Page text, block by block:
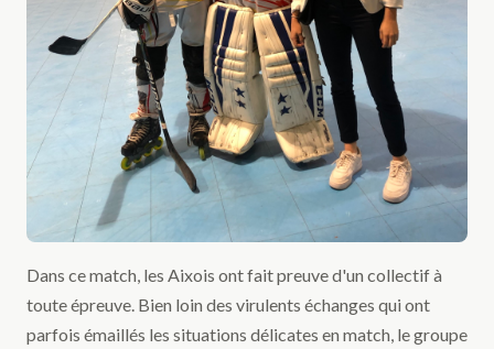
Dans ce match, les Aixois ont fait preuve d'un collectif à
toute épreuve. Bien loin des virulents échanges qui ont
parfois émaillés les situations délicates en match, le groupe